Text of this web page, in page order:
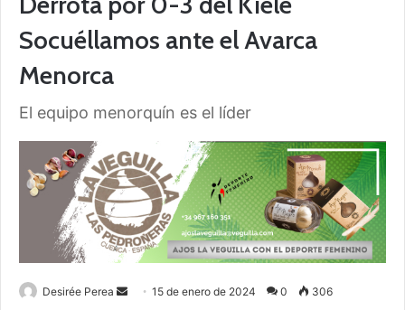
Socuéllamos ante el Avarca
Menorca
El equipo menorquín es el líder
Desirée Perea 15 de enero de 2024 0 306